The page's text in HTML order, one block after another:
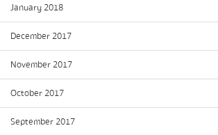
January 2018
December 2017
November 2017
October 2017
September 2017